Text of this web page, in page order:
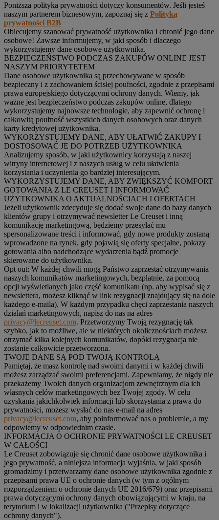
Poniższa polityka prywatności dotyczy konsumentów. Jeśli jesteś
naszym partnerem biznesowym, zapoznaj się z Polityką
prywatności B2B
Obiecujemy szanować prywatność użytkownika i chronić jego dane
osobowe! Zawsze informujemy, w jaki sposób i dlaczego
wykorzystujemy dane osobowe użytkownika.
BEZPIECZEŃSTWO PODCZAS ZAKUPÓW ONLINE JEST
NASZYM PRIORYTETEM
Dane osobowe użytkownika są przechowywane w sposób
bezpieczny i z zachowaniem ścisłej poufności, zgodnie z przepisami
prawa europejskiego dotyczącymi ochrony danych. Wiemy, jak
ważne jest bezpieczeństwo podczas zakupów online, dlatego
wykorzystujemy najnowsze technologie, aby zapewnić ochronę i
całkowitą poufność wszystkich danych osobowych oraz danych
karty kredytowej użytkownika.
WYKORZYSTUJEMY DANE, ABY UŁATWIĆ ZAKUPY I
DOSTOSOWAĆ JE DO POTRZEB UŻYTKOWNIKA
Analizujemy sposób, w jaki użytkownicy korzystają z naszej
witryny internetowej i z naszych usług w celu ułatwienia
korzystania i uczynienia go bardziej interesującym.
WYKORZYSTUJEMY DANE, ABY ZWIĘKSZYĆ KOMFORT
GOTOWANIA Z LE CREUSET I INFORMOWAĆ
UŻYTKOWNIKA O AKTUALNOŚCIACH I OFERTACH
Jeżeli użytkownik zdecyduje się dodać swoje dane do bazy danych
klientów grupy i otrzymywać newsletter Le Creuset i inną
komunikację marketingową, będziemy przesyłać mu
spersonalizowane treści i informować, gdy nowe produkty zostaną
wprowadzone na rynek, gdy pojawią się oferty specjalne, pokazy
gotowania albo nadchodzące wydarzenia bądź promocje
skierowane do użytkownika.
Opt out: W każdej chwili mogą Państwo zaprzestać otrzymywania
naszych komunikatów marketingowych, bezpłatnie, za pomocą
opcji wyświetlanych jako część komunikatu (np. aby wypisać się z
newslettera, możesz kliknąć w link rezygnacji znajdujący się na dole
każdego e-maila). W każdym przypadku chęci zaprzestania naszych
działań marketingowych, napisz do nas na adres
privacy@lecreuset.com. Przetworzymy Twoją rezygnację tak
szybko, jak to możliwe, ale w niektórych okolicznościach możesz
otrzymać kilka kolejnych komunikatów, dopóki rezygnacja nie
zostanie całkowicie przetworzona.
TWOJE DANE SĄ POD TWOJĄ KONTROLĄ
Pamiętaj, że masz kontrolę nad swoimi danymi i w każdej chwili
możesz zarządzać swoimi preferencjami. Zapewniamy, że nigdy nie
przekażemy Twoich danych organizacjom zewnętrznym dla ich
własnych celów marketingowych bez Twojej zgody. W celu
uzyskania jakichkolwiek informacji lub skorzystania z prawa do
prywatności, możesz wysłać do nas e-mail na adres
privacy@lecreuset.com, aby poinformować nas o problemie, a my
odpowiemy w odpowiednim czasie.
INFORMACJA O OCHRONIE PRYWATNOŚCI LE CREUSET
W CAŁOŚCI
Le Creuset zobowiązuje się chronić dane osobowe użytkownika i
jego prywatność, a niniejsza informacja wyjaśnia, w jaki sposób
gromadzimy i przetwarzamy dane osobowe użytkownika zgodnie z
przepisami prawa UE o ochronie danych (w tym z ogólnym
rozporządzeniem o ochronie danych UE 2016/679) oraz przepisami
prawa dotyczącymi ochrony danych obowiązującymi w kraju, na
terytorium i w lokalizacji użytkownika ("Przepisy dotyczące
ochrony danych").